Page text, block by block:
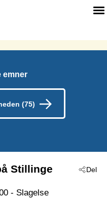
emner
(75)
Del
Stillinge
- Slagelse